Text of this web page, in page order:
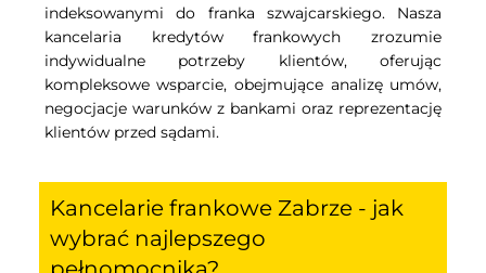
indeksowanymi do franka szwajcarskiego. Nasza
kancelaria kredytów frankowych zrozumie
indywidualne potrzeby klientów, oferując
kompleksowe wsparcie, obejmujące analizę umów,
negocjacje warunków z bankami oraz reprezentację
klientów przed sądami.
Kancelarie frankowe Zabrze - jak
wybrać najlepszego